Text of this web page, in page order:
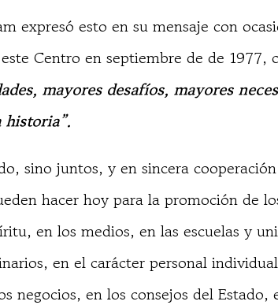
expresó esto en su mensaje con
Centro en septiembre de de 1977,
mayores desafíos, mayores
sino juntos, y en sincera
hacer hoy para la promoción de
en los medios, en las escuelas y
en el carácter personal
negocios, en los consejos del Estado,